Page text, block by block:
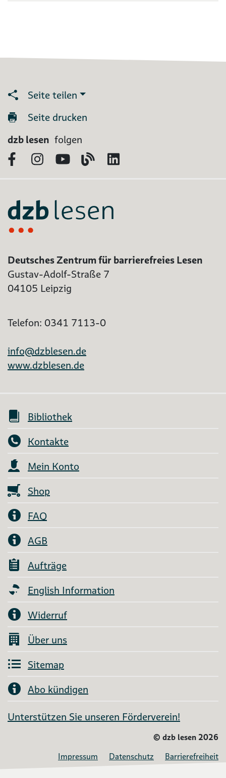
Seite teilen
Seite drucken
dzb lesen folgen
FacebookInstagram
YouTubeBlog
Deutsches Zentrum für barrierefreies Lesen
Gustav-Adolf-Straße 7
04105 Leipzig
Telefon: 0341 7113-0
info@dzblesen.de
www.dzblesen.de
Bibliothek
Kontakte
Mein Konto
Shop
FAQ
AGB
Aufträge
English Information
Widerruf
Über uns
Sitemap
Abo kündigen
Unterstützen Sie unseren Förderverein!
© dzb lesen 2026
Impressum
Datenschutz Barrierefreiheit